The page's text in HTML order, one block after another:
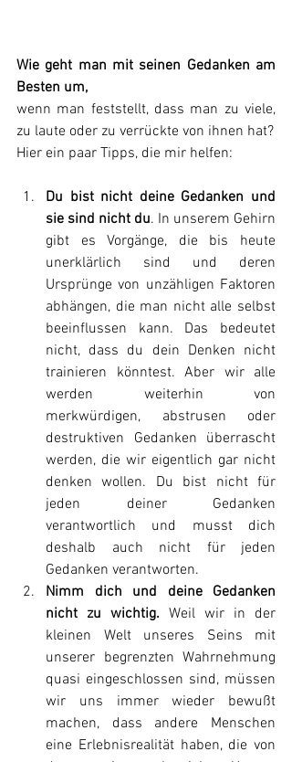
Wie geht man mit seinen Gedanken am
Besten um,
wenn man feststellt, dass man zu viele,
zu laute oder zu verrückte von ihnen hat?
Hier ein paar Tipps, die mir helfen:
Du bist nicht deine Gedanken und
sie sind nicht du. In unserem Gehirn
gibt es Vorgänge, die bis heute
unerklärlich sind und deren
Ursprünge von unzähligen Faktoren
abhängen, die man nicht alle selbst
beeinflussen kann. Das bedeutet
nicht, dass du dein Denken nicht
trainieren könntest. Aber wir alle
werden weiterhin von
merkwürdigen, abstrusen oder
destruktiven Gedanken überrascht
werden, die wir eigentlich gar nicht
denken wollen. Du bist nicht für
jeden deiner Gedanken
verantwortlich und musst dich
deshalb auch nicht für jeden
Gedanken verantworten.
Nimm dich und deine Gedanken
nicht zu wichtig. Weil wir in der
kleinen Welt unseres Seins mit
unserer begrenzten Wahrnehmung
quasi eingeschlossen sind, müssen
wir uns immer wieder bewußt
machen, dass andere Menschen
eine Erlebnisrealität haben, die von